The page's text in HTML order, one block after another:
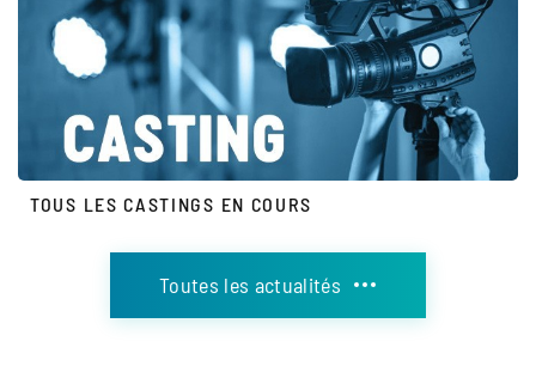
TOUS LES CASTINGS EN COURS
Toutes les actualités